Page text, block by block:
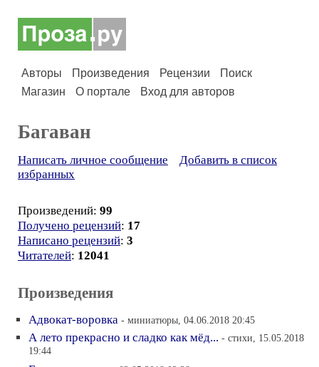
Авторы Произведения Рецензии
Поиск
Магазин
О портале Вход для авторов
Багаван
Написать личное сообщение
Добавить в список
избранных
Произведений: 99
Получено рецензий: 17
Написано рецензий: 3
Читателей: 12041
Произведения
Адвокат-воровка - миниатюры, 04.06.2018 20:45
А лето прекрасно и сладко как мёд... - стихи, 15.05.2018
19:44